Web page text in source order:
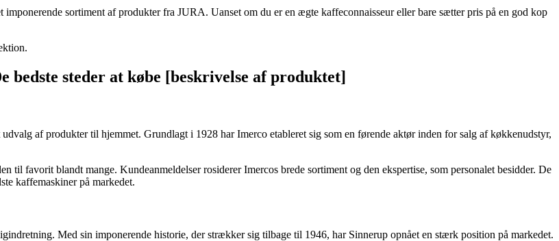
sortiment af produkter fra JURA. Uanset om du er en ægte kaffeconnaisseur eller bare sætter pris på en god kop
steder at købe [beskrivelse af produktet]
af produkter til hjemmet. Grundlagt i 1928 har Imerco etableret sig som en førende aktør inden for salg af køkkenudstyr,
til favorit blandt mange. Kundeanmeldelser rosiderer Imercos brede sortiment og den ekspertise, som personalet besidder. De
kaffemaskiner på markedet.
Med sin imponerende historie, der strækker sig tilbage til 1946, har Sinnerup opnået en stærk position på markedet.